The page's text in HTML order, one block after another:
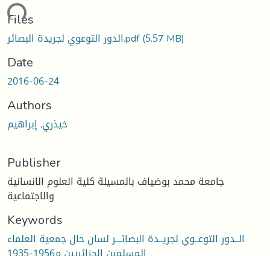
Files
الدور التوعوي لجريدة البصائر.pdf(5.57 MB)
Date
2016-06-24
Authors
خيذري, إبراهيم
Publisher
جامعة محمد بوضياف بالمسيلة كلية العلوم الانسانية
والاجتماعية
Keywords
الــدور التوعــوي لجريــدة البصائـــر لسان حال جمعية العلماء